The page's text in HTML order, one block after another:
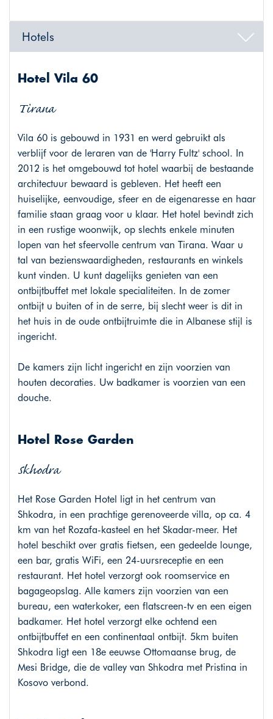
Hotels
Hotel Vila 60
Tirana
Vila 60 is gebouwd in 1931 en werd gebruikt als
verblijf voor de leraren van de 'Harry Fultz' school. In
2012 is het omgebouwd tot hotel waarbij de bestaande
architectuur bewaard is gebleven. Het heeft een
huiselijke, eenvoudige, sfeer en de eigenaresse en haar
familie staan graag voor u klaar. Het hotel bevindt zich
in een rustige woonwijk, op slechts enkele minuten
lopen van het sfeervolle centrum van Tirana. Waar u
tal van bezienswaardigheden, restaurants en winkels
kunt vinden. U kunt dagelijks genieten van een
ontbijtbuffet met lokale specialiteiten. In de zomer
ontbijt u buiten of in de serre, bij slecht weer is dit in
het huis in de oude ontbijtruimte die in Albanese stijl is
ingericht.
De kamers zijn licht ingericht en zijn voorzien van
houten decoraties. Uw badkamer is voorzien van een
douche.
Hotel Rose Garden
Skhodra
Het Rose Garden Hotel ligt in het centrum van
Shkodra, in een prachtige gerenoveerde villa, op ca. 4
km van het Rozafa-kasteel en het Skadar-meer. Het
hotel beschikt over gratis fietsen, een gedeelde lounge,
een bar, gratis WiFi, een 24-uursreceptie en een
restaurant. Het hotel verzorgt ook roomservice en
bagageopslag. Alle kamers zijn voorzien van een
bureau, een waterkoker, een flatscreen-tv en een eigen
badkamer. Het hotel verzorgt elke ochtend een
ontbijtbuffet en een continentaal ontbijt. 5km buiten
Shkodra ligt een 18e eeuwse Ottomaanse brug, de
Mesi Bridge, die de valley van Shkodra met Pristina in
Kosovo verbond.